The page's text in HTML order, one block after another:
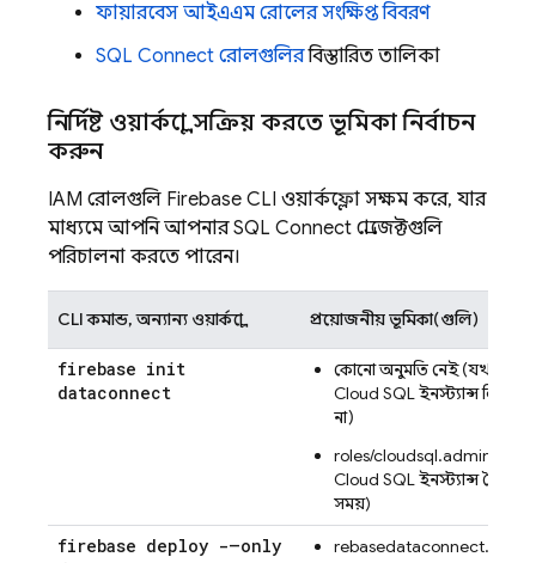
ফায়ারবেস আইএএম রোলের সংক্ষিপ্ত বিবরণ
SQL Connect রোলগুলিরবিস্তারিত তালিকা
নির্দিষ্ট ওয়ার্কফ্লো সক্রিয় করতে ভূমিকা নির্বাচন
করুন
IAM রোলগুলি Firebase CLI ওয়ার্কফ্লো সক্ষম করে, যার
মাধ্যমে আপনি আপনারSQL Connect প্রোজেক্টগুলি
পরিচালনা করতে পারেন।
CLI কমান্ড, অন্যান্য ওয়ার্কফ্লো প্রয়োজনীয় ভূমিকা(গুলি)
firebase init
dataconnect
কোনো অনুমতি নেই (যখন
Cloud SQLইনস্ট্যান্স লিঙ্ক
না)
roles/cloudsql.admin
Cloud SQLইনস্ট্যান্স তৈরি
সময়)
firebase deploy -–only